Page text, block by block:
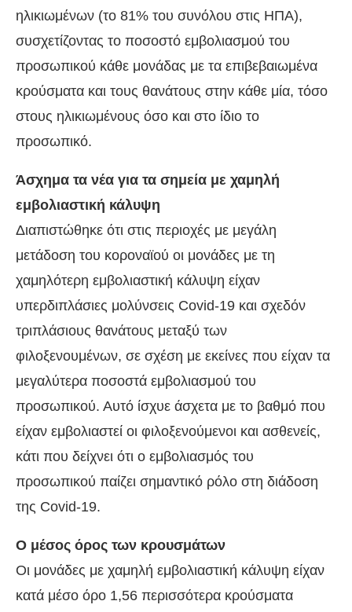
ηλικιωμένων (το 81% του συνόλου στις ΗΠΑ),
συσχετίζοντας το ποσοστό εμβολιασμού του
προσωπικού κάθε μονάδας με τα επιβεβαιωμένα
κρούσματα και τους θανάτους στην κάθε μία, τόσο
στους ηλικιωμένους όσο και στο ίδιο το
προσωπικό.
Άσχημα τα νέα για τα σημεία με χαμηλή
εμβολιαστική κάλυψη
Διαπιστώθηκε ότι στις περιοχές με μεγάλη
μετάδοση του κοροναϊού οι μονάδες με τη
χαμηλότερη εμβολιαστική κάλυψη είχαν
υπερδιπλάσιες μολύνσεις Covid-19 και σχεδόν
τριπλάσιους θανάτους μεταξύ των
φιλοξενουμένων, σε σχέση με εκείνες που είχαν τα
μεγαλύτερα ποσοστά εμβολιασμού του
προσωπικού. Αυτό ίσχυε άσχετα με το βαθμό που
είχαν εμβολιαστεί οι φιλοξενούμενοι και ασθενείς,
κάτι που δείχνει ότι ο εμβολιασμός του
προσωπικού παίζει σημαντικό ρόλο στη διάδοση
της Covid-19.
Ο μέσος όρος των κρουσμάτων
Οι μονάδες με χαμηλή εμβολιαστική κάλυψη είχαν
κατά μέσο όρο 1,56 περισσότερα κρούσματα